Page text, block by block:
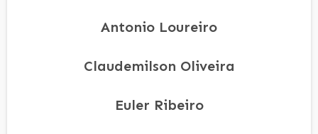
Antonio Loureiro
Claudemilson Oliveira
Euler Ribeiro